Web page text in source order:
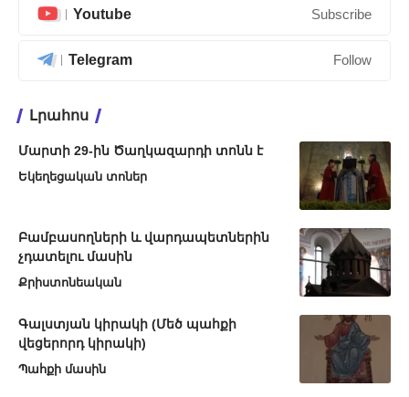
Youtube Subscribe
Telegram Follow
Լրահոս
Մարտի 29-ին Ծաղկազարդի տոնն է
Եկեղեցական տոներ
Բամբասողների և վարդապետներին
չդատելու մասին
Քրիստոնեական
Գալստյան կիրակի (Մեծ պահքի
վեցերորդ կիրակի)
Պահքի մասին